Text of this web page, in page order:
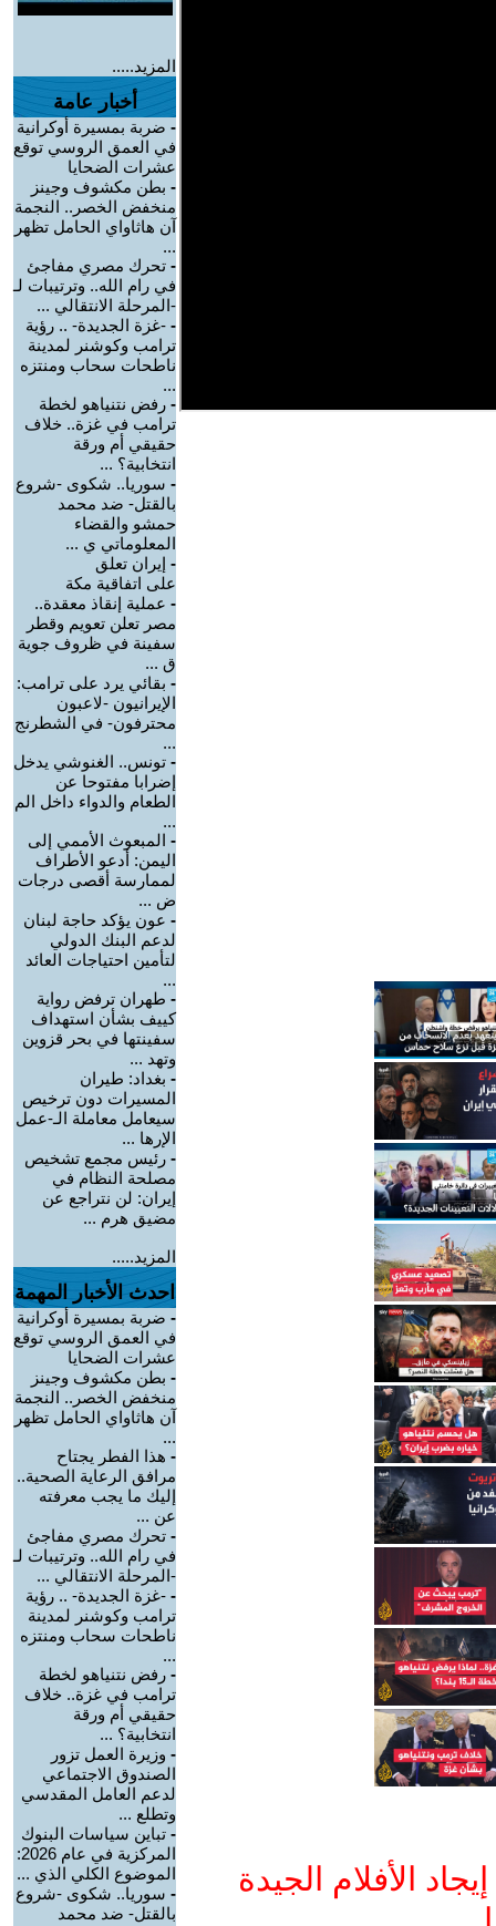
الأفلام الجيدة
المزيد.....
أخبار عامة
- ضربة بمسيرة أوكرانية
في العمق الروسي توقع
عشرات الضحايا
- بطن مكشوف وجينز
منخفض الخصر.. النجمة
آن هاثاواي الحامل تظهر
...
- تحرك مصري مفاجئ
في رام الله.. وترتيبات لـ
-المرحلة الانتقالي ...
- -غزة الجديدة- .. رؤية
ترامب وكوشنر لمدينة
ناطحات سحاب ومنتزه
...
- رفض نتنياهو لخطة
ترامب في غزة.. خلاف
حقيقي أم ورقة
انتخابية؟ ...
- سوريا.. شكوى -شروع
بالقتل- ضد محمد
حمشو والقضاء
المعلوماتي ي ...
- إيران تعلق
على اتفاقية مكة
- عملية إنقاذ معقدة..
مصر تعلن تعويم وقطر
سفينة في ظروف جوية
ق ...
- بقائي يرد على ترامب:
الإيرانيون -لاعبون
محترفون- في الشطرنج
...
- تونس.. الغنوشي يدخل
إضرابا مفتوحا عن
الطعام والدواء داخل الم
...
- ‏المبعوث الأممي إلى
اليمن: أدعو الأطراف
لممارسة أقصى درجات
ض ...
- عون يؤكد حاجة لبنان
لدعم البنك الدولي
لتأمين احتياجات العائد
...
- طهران ترفض رواية
كييف بشأن استهداف
سفينتها في بحر قزوين
وتهد ...
- بغداد: طيران
المسيرات دون ترخيص
سيعامل معاملة الـ-عمل
الإرها ...
- رئيس مجمع تشخيص
مصلحة النظام في
إيران: لن نتراجع عن
مضيق هرم ...
المزيد.....
احدث الأخبار المهمة
- ضربة بمسيرة أوكرانية
في العمق الروسي توقع
عشرات الضحايا
- بطن مكشوف وجينز
منخفض الخصر.. النجمة
آن هاثاواي الحامل تظهر
...
- هذا الفطر يجتاح
مرافق الرعاية الصحية..
إليك ما يجب معرفته
عن ...
- تحرك مصري مفاجئ
في رام الله.. وترتيبات لـ
-المرحلة الانتقالي ...
- -غزة الجديدة- .. رؤية
ترامب وكوشنر لمدينة
ناطحات سحاب ومنتزه
...
- رفض نتنياهو لخطة
ترامب في غزة.. خلاف
حقيقي أم ورقة
انتخابية؟ ...
- وزيرة العمل تزور
الصندوق الاجتماعي
لدعم العامل المقدسي
وتطلع ...
- تباين سياسات البنوك
المركزية في عام 2026:
الموضوع الكلي الذي ...
- سوريا.. شكوى -شروع
بالقتل- ضد محمد